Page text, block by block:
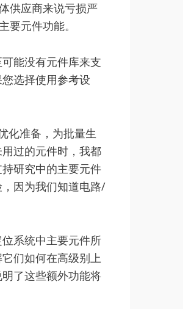
供应商来说亏损严
元件功能。
能没有元件库来支
选择使用参考设
化准备，为批量生
过的元件时，我都
研究中的主要元件
因为我们知道电路/
系统中主要元件所
们如何在高级别上
了这些额外功能将